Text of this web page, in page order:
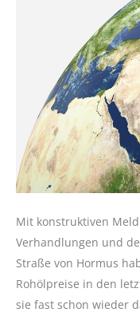
Mit konstruktiven
Verhandlungen und
Straße von Hormus
Rohölpreise in den
sie fast schon wieder